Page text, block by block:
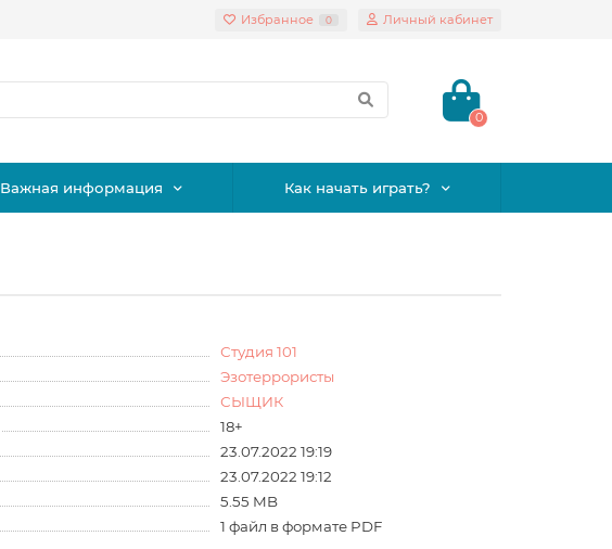
Избранное 0 Личный кабинет
0
Важная информация Как начать играть?
Студия 101
Эзотеррористы
СЫЩИК
18+
23.07.2022 19:19
23.07.2022 19:12
5.55 MB
1 файл в формате PDF